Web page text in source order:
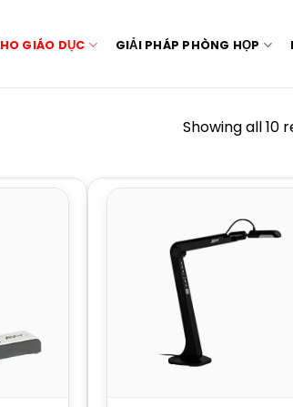
GIÁO DỤC GIẢI PHÁP PHÒNG HỌP
Showing all 10